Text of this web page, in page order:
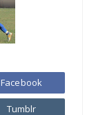
Facebook
Tumblr